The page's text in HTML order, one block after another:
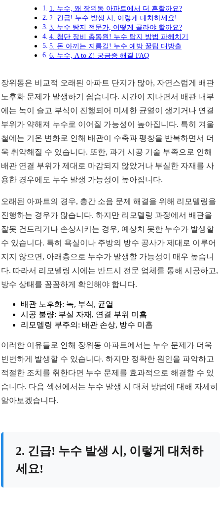
1. 누수, 왜 장위동 아파트에서 더 흔할까요?
2. 긴급! 누수 발생 시, 이렇게 대처하세요!
3. 누수 탐지 전문가, 어떻게 골라야 할까요?
4. 첨단 장비 총동원! 누수 탐지 방법 파헤치기
5. 돈 아끼는 지름길! 누수 예방 꿀팁 대방출
6. 누수, A to Z! 궁금증 해결 FAQ
장위동은 비교적 오래된 아파트 단지가 많아, 자연스럽게 배관
노후화 문제가 발생하기 쉽습니다. 시간이 지나면서 배관 내부
에는 녹이 슬고 부식이 진행되어 미세한 균열이 생기거나 연결
부위가 약해져 누수로 이어질 가능성이 높아집니다. 특히 겨울
철에는 기온 변화로 인해 배관이 수축과 팽창을 반복하면서 더
욱 취약해질 수 있습니다. 또한, 과거 시공 기술 부족으로 인해
배관 연결 부위가 제대로 마감되지 않았거나 부실한 자재를 사
용한 경우에도 누수 발생 가능성이 높아집니다.
오래된 아파트의 경우, 층간 소음 문제 해결을 위해 리모델링을
진행하는 경우가 많습니다. 하지만 리모델링 과정에서 배관을
잘못 건드리거나 손상시키는 경우, 예상치 못한 누수가 발생할
수 있습니다. 특히 욕실이나 주방의 방수 공사가 제대로 이루어
지지 않으면, 아래층으로 누수가 발생할 가능성이 매우 높습니
다. 따라서 리모델링 시에는 반드시 전문 업체를 통해 시공하고,
방수 상태를 꼼꼼하게 확인해야 합니다.
배관 노후화: 녹, 부식, 균열
시공 불량: 부실 자재, 연결 부위 미흡
리모델링 부주의: 배관 손상, 방수 미흡
이러한 이유들로 인해 장위동 아파트에서는 누수 문제가 더욱
빈번하게 발생할 수 있습니다. 하지만 정확한 원인을 파악하고
적절한 조치를 취한다면 누수 문제를 효과적으로 해결할 수 있
습니다. 다음 섹션에서는 누수 발생 시 대처 방법에 대해 자세히
알아보겠습니다.
2. 긴급! 누수 발생 시, 이렇게 대처하
세요!